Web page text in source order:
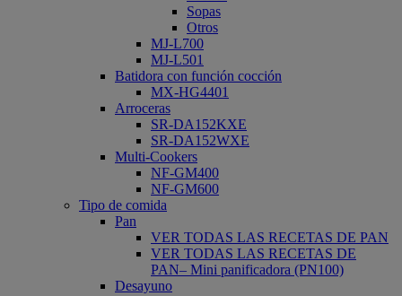
Sopas
Otros
MJ-L700
MJ-L501
Batidora con función cocción
MX-HG4401
Arroceras
SR-DA152KXE
SR-DA152WXE
Multi-Cookers
NF-GM400
NF-GM600
Tipo de comida
Pan
VER TODAS LAS RECETAS DE PAN
VER TODAS LAS RECETAS DE
PAN– Mini panificadora (PN100)
Desayuno